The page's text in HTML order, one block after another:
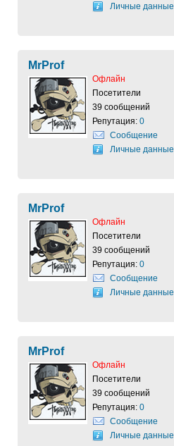
Личные данные
MrProf
Офлайн
Посетители
39 сообщений
Репутация: 0
Сообщение
Личные данные
MrProf
Офлайн
Посетители
39 сообщений
Репутация: 0
Сообщение
Личные данные
MrProf
Офлайн
Посетители
39 сообщений
Репутация: 0
Сообщение
Личные данные